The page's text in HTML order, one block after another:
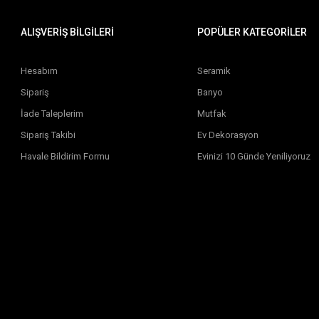
ALIŞVERİŞ BİLGİLERİ
Hesabım
Sipariş
İade Taleplerim
Sipariş Takibi
Havale Bildirim Formu
POPÜLER KATEGORİLER
Seramik
Banyo
Mutfak
Ev Dekorasyon
Evinizi 10 Günde Yeniliyoruz